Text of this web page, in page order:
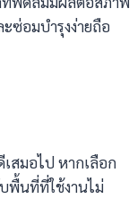
ซ่อมบำรุงง่ายถือ
สมอไป หากเลือก
พื้นที่ที่ใช้งานไม่